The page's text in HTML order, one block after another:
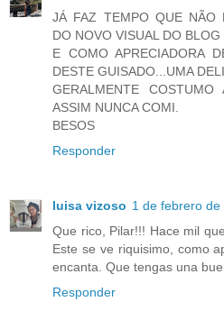
JÁ FAZ TEMPO QUE NÃO
DO NOVO VISUAL DO BLOG
E COMO APRECIADORA
DESTE GUISADO...UMA
GERALMENTE
ASSIM NUNCA COMI.
BESOS
Responder
luisa vizoso 1 de febrero
Que rico, Pilar!!! Hace mil
Este se ve riquisimo, como
encanta. Que tengas una
Responder